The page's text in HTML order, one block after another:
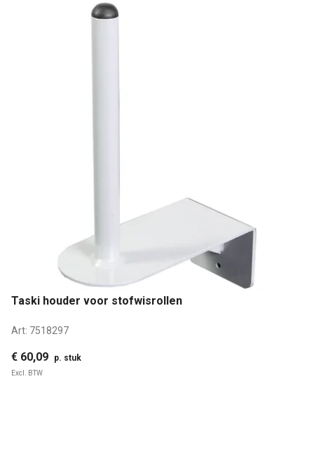
Taski houder voor stofwisrollen
Art: 7518297
€ 60,09 p. stuk
Excl. BTW